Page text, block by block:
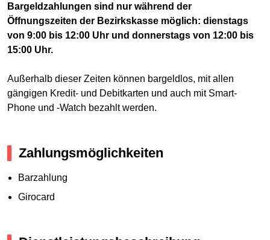
Bargeldzahlungen sind nur während der
Öffnungszeiten der Bezirkskasse möglich: dienstags
von 9:00 bis 12:00 Uhr und donnerstags von 12:00 bis
15:00 Uhr.
Außerhalb dieser Zeiten können bargeldlos, mit allen
gängigen Kredit- und Debitkarten und auch mit Smart-
Phone und -Watch bezahlt werden.
Zahlungsmöglichkeiten
Barzahlung
Girocard